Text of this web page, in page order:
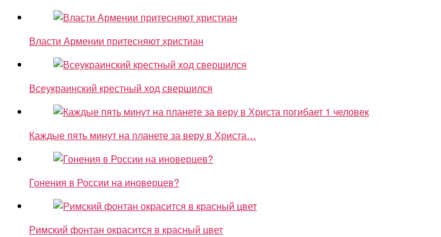
Власти Армении притесняют христиан
Всеукраинский крестный ход свершился
Каждые пять минут на планете за веру в Христа…
Гонения в России на иноверцев?
Римский фонтан окрасится в красный цвет